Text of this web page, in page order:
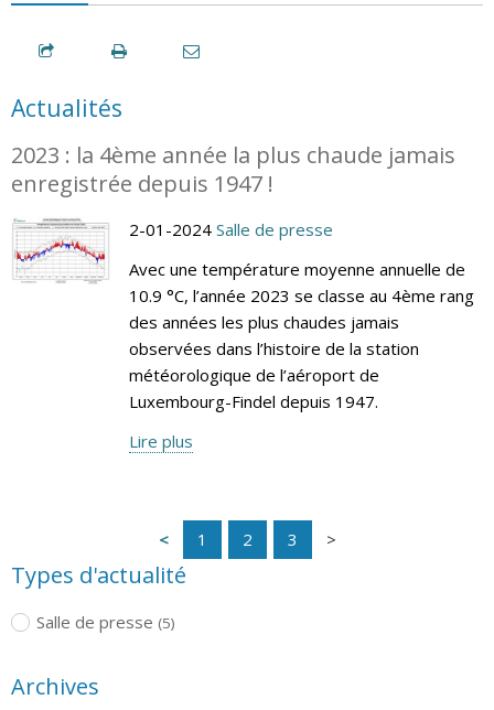
Actualités
2023 : la 4ème année la plus chaude jamais
enregistrée depuis 1947 !
2-01-2024 Salle de presse
Avec une température moyenne annuelle de
10.9 °C, l’année 2023 se classe au 4ème rang
des années les plus chaudes jamais
observées dans l’histoire de la station
météorologique de l’aéroport de
Luxembourg-Findel depuis 1947.
Lire plus
1 2 3
Types d'actualité
Salle de presse (5)
Archives